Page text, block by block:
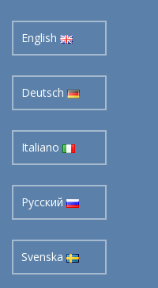
English
Deutsch
Italiano
Pусский
Svenska